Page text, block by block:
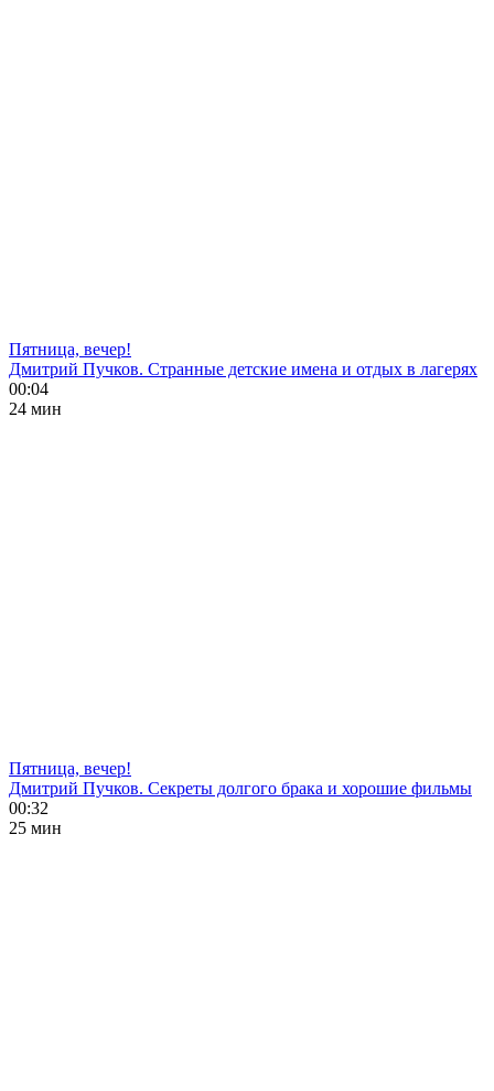
Пятница, вечер!
Дмитрий Пучков. Странные детские имена и отдых в лагерях
00:04
24 мин
Пятница, вечер!
Дмитрий Пучков. Секреты долгого брака и хорошие фильмы
00:32
25 мин